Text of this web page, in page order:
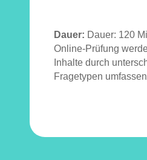
Dauer: Dauer: 120
Online-Prüfung
Inhalte durch
Fragetypen